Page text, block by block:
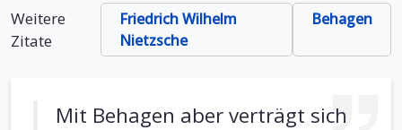
Weitere
Zitate
Friedrich Wilhelm
Nietzsche
Behagen
Mit Behagen aber verträgt sich